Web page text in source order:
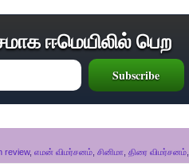
ஈமெயிலில் பெற
review, எமன் விமர்சனம், சினிமா, திரை விமர்சனம்,